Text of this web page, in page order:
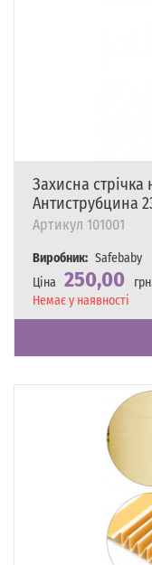
Захисна
Антиструбцина
Артикул 101001
Виробник: Safebaby
Ціна 250,00
Наявність
Немає у наявності